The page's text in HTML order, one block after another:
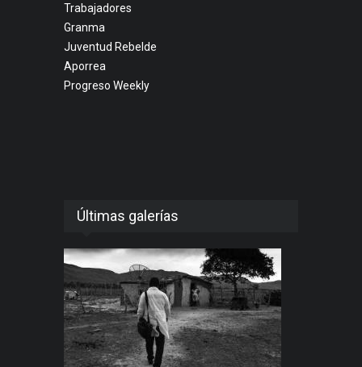
Trabajadores
Granma
Juventud Rebelde
Aporrea
Progreso Weekly
Últimas galerías